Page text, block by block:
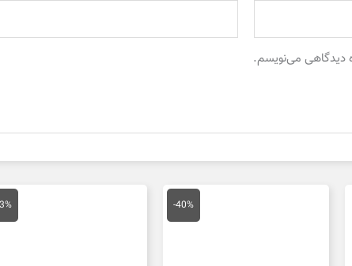
دیدگاهی می‌نویسم.
-40%
134,000 تومان
قیمت
فعلی
150,000